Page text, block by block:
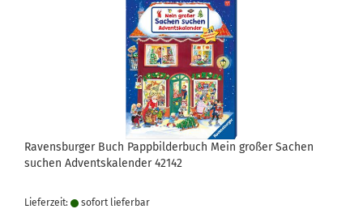
Ravensburger Buch Pappbilderbuch Mein großer Sachen
suchen Adventskalender 42142
Lieferzeit: sofort lie­fer­bar